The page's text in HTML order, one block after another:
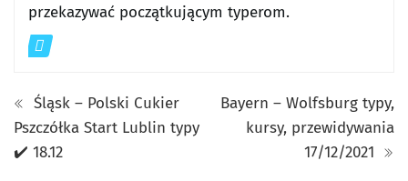
przekazywać początkującym typerom.
Śląsk – Polski Cukier
Pszczółka Start Lublin typy
✔️ 18.12
Bayern – Wolfsburg typy,
kursy, przewidywania
17/12/2021